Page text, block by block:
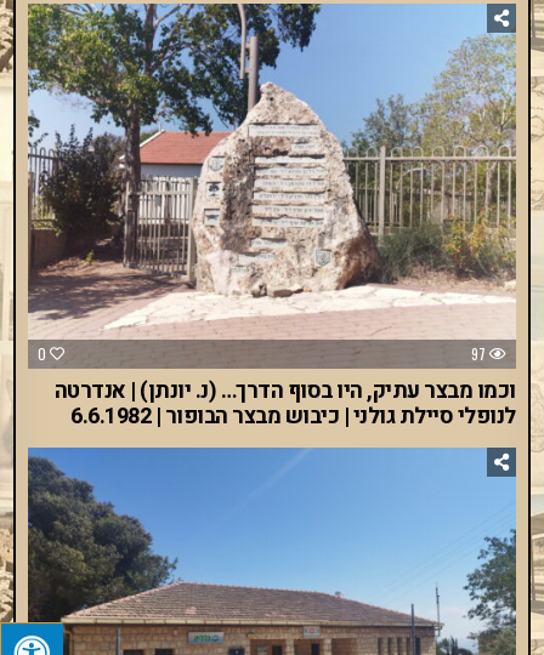
0 97
וכמו מבצר עתיק, היו בסוף הדרך… (נ. יונתן) | אנדרטה
לנופלי סיילת גולני | כיבוש מבצר הבופור | 6.6.1982